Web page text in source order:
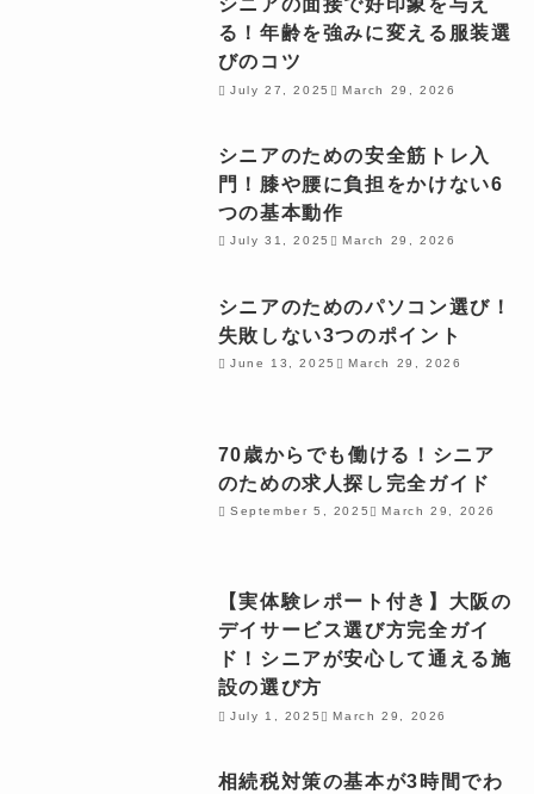
る！年齢を強みに変える服装選
びのコツ
July 27, 2025 March 29, 2026
シニアのための安全筋トレ入
門！膝や腰に負担をかけない6
つの基本動作
July 31, 2025 March 29, 2026
シニアのためのパソコン選び！
失敗しない3つのポイント
June 13, 2025 March 29, 2026
70歳からでも働ける！シニア
のための求人探し完全ガイド
September 5, 2025 March 29, 2026
【実体験レポート付き】大阪の
デイサービス選び方完全ガイ
ド！シニアが安心して通える施
設の選び方
July 1, 2025 March 29, 2026
相続税対策の基本が3時間でわ